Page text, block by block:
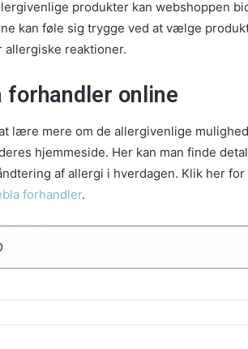
produkter kan webshoppen
kan føle sig trygge ved at vælge
reaktioner.
forhandler online
lære mere om de allergivenlige
hjemmeside. Her kan man finde
af allergi i hverdagen. Klik her
forhandler.